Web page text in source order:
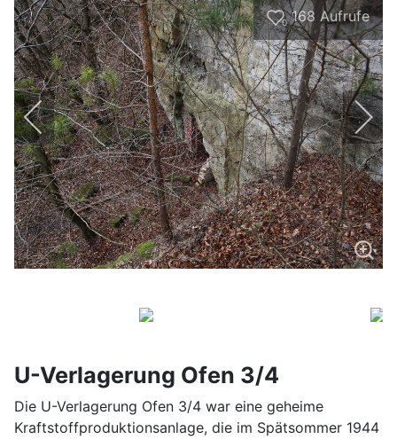
0 168 Aufrufe
U-Verlagerung Ofen 3/4
Die U-Verlagerung Ofen 3/4 war eine geheime
Kraftstoffproduktionsanlage, die im Spätsommer 1944